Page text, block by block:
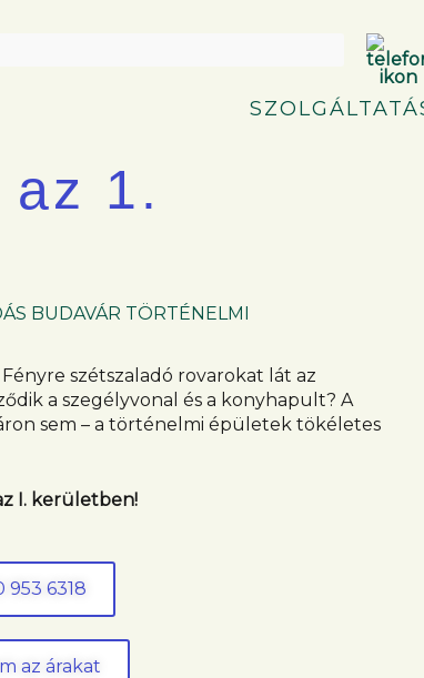
1.
BUDAVÁR TÖRTÉNELMI
szétszaladó rovarokat lát az
a szegélyvonal és a konyhapult? A
sem – a történelmi épületek tökéletes
I. kerületben!
953 6318
az árakat